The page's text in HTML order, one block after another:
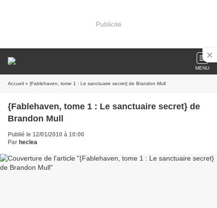
Publicité
MENU
Accueil » {Fablehaven, tome 1 : Le sanctuaire secret} de Brandon Mull
{Fablehaven, tome 1 : Le sanctuaire secret} de
Brandon Mull
Publié le 12/01/2010 à 10:00
Par heclea